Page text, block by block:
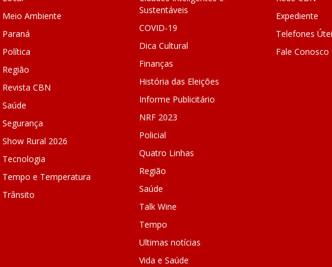
Meio Ambiente
Paraná
Política
Região
Revista CBN
Saúde
Segurança
Show Rural 2026
Tecnologia
Tempo e Temperatura
Trânsito
Sustentáveis
COVID-19
Dica Cultural
Finanças
História das Eleições
Informe Publicitário
NRF 2023
Policial
Quatro Linhas
Região
Saúde
Talk Wine
Tempo
Ultimas notícias
Vida e Saúde
Expediente
Telefones
Fale Conosco